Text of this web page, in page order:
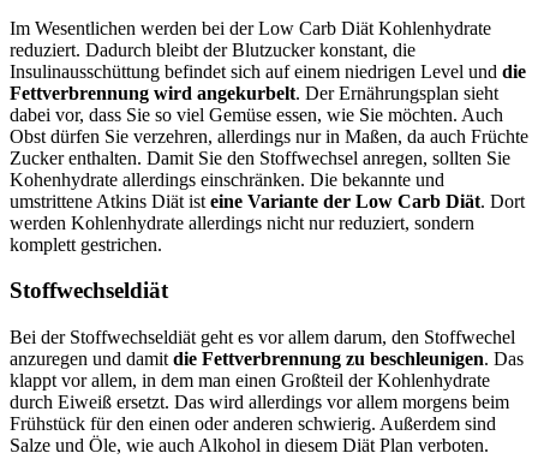
Im Wesentlichen werden bei der Low Carb Diät Kohlenhydrate
reduziert. Dadurch bleibt der Blutzucker konstant, die
Insulinausschüttung befindet sich auf einem niedrigen Level und die
Fettverbrennung wird angekurbelt. Der Ernährungsplan sieht
dabei vor, dass Sie so viel Gemüse essen, wie Sie möchten. Auch
Obst dürfen Sie verzehren, allerdings nur in Maßen, da auch Früchte
Zucker enthalten. Damit Sie den Stoffwechsel anregen, sollten Sie
Kohenhydrate allerdings einschränken. Die bekannte und
umstrittene Atkins Diät ist eine Variante der Low Carb Diät. Dort
werden Kohlenhydrate allerdings nicht nur reduziert, sondern
komplett gestrichen.
Stoffwechseldiät
Bei der Stoffwechseldiät geht es vor allem darum, den Stoffwechel
anzuregen und damit die Fettverbrennung zu beschleunigen. Das
klappt vor allem, in dem man einen Großteil der Kohlenhydrate
durch Eiweiß ersetzt. Das wird allerdings vor allem morgens beim
Frühstück für den einen oder anderen schwierig. Außerdem sind
Salze und Öle, wie auch Alkohol in diesem Diät Plan verboten.